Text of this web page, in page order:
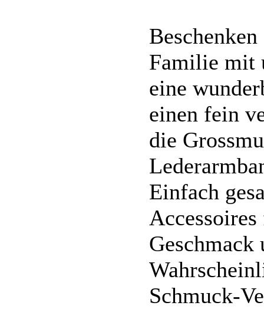
Familie mit
eine
einen fein
die
Einfach
Geschmack
Schmuck-